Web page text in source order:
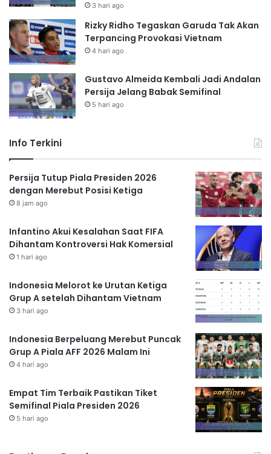
3 hari ago
Rizky Ridho Tegaskan Garuda Tak Akan
Terpancing Provokasi Vietnam
4 hari ago
Gustavo Almeida Kembali Jadi Andalan
Persija Jelang Babak Semifinal
5 hari ago
Info Terkini
Persija Tutup Piala Presiden 2026
dengan Merebut Posisi Ketiga
8 jam ago
Infantino Akui Kesalahan Saat FIFA
Dihantam Kontroversi Hak Komersial
1 hari ago
Indonesia Melorot ke Urutan Ketiga
Grup A setelah Dihantam Vietnam
3 hari ago
Indonesia Berpeluang Merebut Puncak
Grup A Piala AFF 2026 Malam Ini
4 hari ago
Empat Tim Terbaik Pastikan Tiket
Semifinal Piala Presiden 2026
5 hari ago